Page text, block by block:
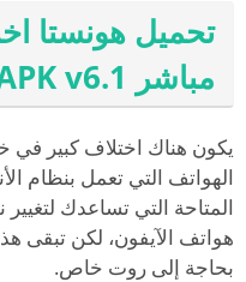
مباشر Honista APK v6.1
يكون هناك اختلاف كبير
الهواتف التي تعمل بنظام
المتاحة التي تساعدك
هواتف الآيفون، لكن تبقى
بحاجة إلى روت خاص.